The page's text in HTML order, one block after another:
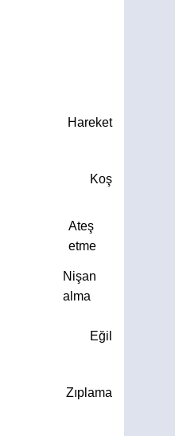
Hareket
Koş
Ateş
etme
Nişan
alma
Eğil
Zıplama